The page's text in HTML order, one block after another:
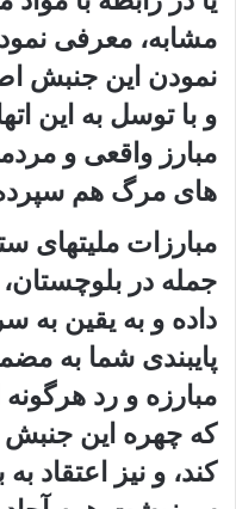
مشابه، معرفی
نمودن این جنبش
و با توسل به این
مبارز واقعی و
های مرگ هم
مبارزات ملیتهای
جمله در
داده و به یقین به
پایبندی شما به
مبارزه و رد
که چهره این
کند، و نیز اعتقاد